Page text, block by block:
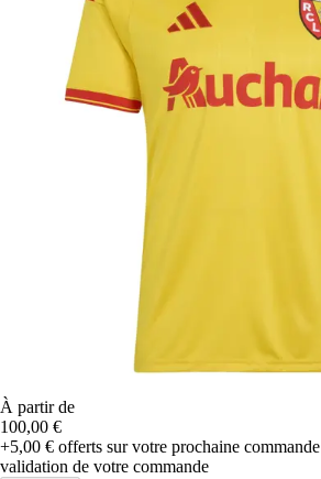
À partir de
100,00 €
+5,00 € offerts sur votre prochaine commande
validation de votre commande